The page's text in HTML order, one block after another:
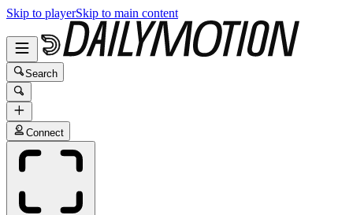
Skip to playerSkip to main content
Search
Connect